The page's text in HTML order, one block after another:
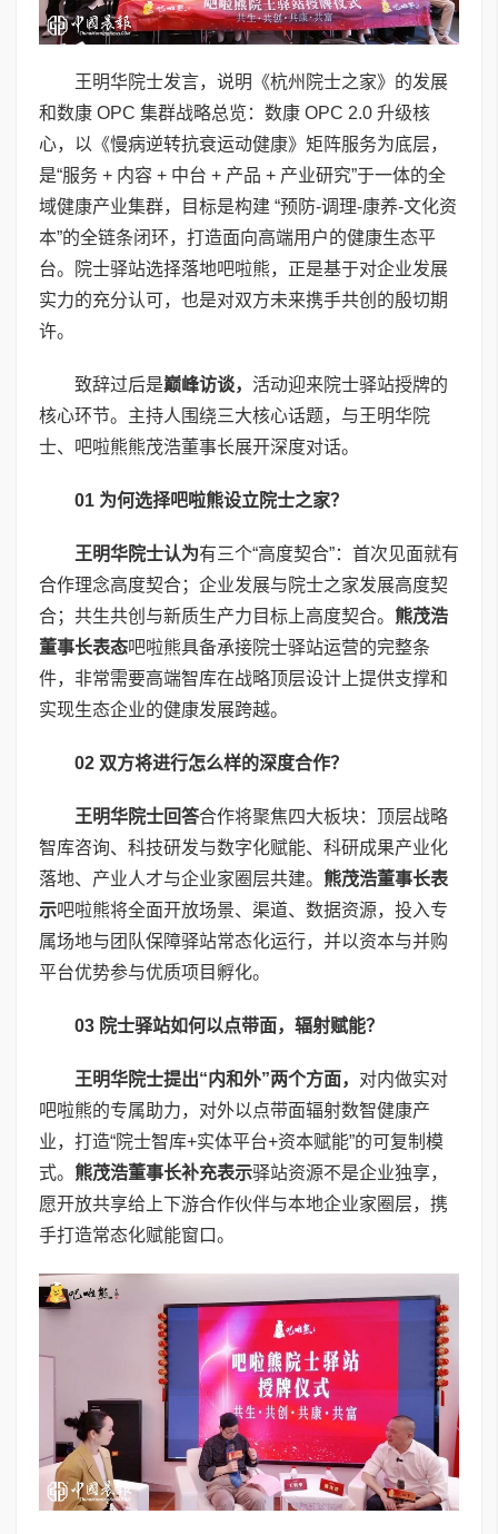
王明华院士发言，说明《杭州院士之家》的发展
和数康 OPC 集群战略总览：数康 OPC 2.0 升级核
心，以《慢病逆转抗衰运动健康》矩阵服务为底层，
是“服务 + 内容 + 中台 + 产品 + 产业研究”于一体的全
域健康产业集群，目标是构建 “预防-调理-康养-文化资
本”的全链条闭环，打造面向高端用户的健康生态平
台。院士驿站选择落地吧啦熊，正是基于对企业发展
实力的充分认可，也是对双方未来携手共创的殷切期
许。
致辞过后是巅峰访谈， 活动迎来院士驿站授牌的
核心环节。主持人围绕三大核心话题，与王明华院
士、吧啦熊熊茂浩董事长展开深度对话。
01 为何选择吧啦熊设立院士之家？
王明华院士认为有三个“高度契合”：首次见面就有
合作理念高度契合；企业发展与院士之家发展高度契
合；共生共创与新质生产力目标上高度契合。 熊茂浩
董事长表态吧啦熊具备承接院士驿站运营的完整条
件，非常需要高端智库在战略顶层设计上提供支撑和
实现生态企业的健康发展跨越。
02 双方将进行怎么样的深度合作？
王明华院士回答合作将聚焦四大板块：顶层战略
智库咨询、科技研发与数字化赋能、科研成果产业化
落地、产业人才与企业家圈层共建。 熊茂浩董事长表
示吧啦熊将全面开放场景、渠道、数据资源，投入专
属场地与团队保障驿站常态化运行，并以资本与并购
平台优势参与优质项目孵化。
03 院士驿站如何以点带面，辐射赋能？
王明华院士提出“内和外”两个方面， 对内做实对
吧啦熊的专属助力，对外以点带面辐射数智健康产
业，打造“院士智库+实体平台+资本赋能”的可复制模
式。 熊茂浩董事长补充表示驿站资源不是企业独享，
愿开放共享给上下游合作伙伴与本地企业家圈层，携
手打造常态化赋能窗口。